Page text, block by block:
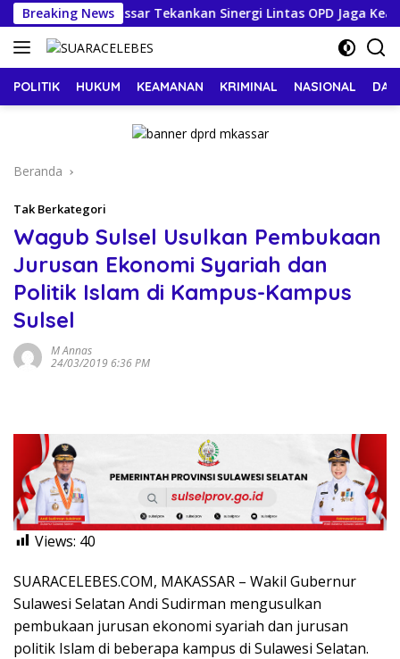
Langsung
ke
konten
Breaking News
Sekda Makassar Tekankan Sinergi Lintas OPD Jaga
POLITIK HUKUM KEAMANAN KRIMINAL NASIONAL
Beranda
Tak Berkategori
Wagub Sulsel Usulkan Pembukaan
Jurusan Ekonomi Syariah dan
Politik Islam di Kampus-Kampus
Sulsel
M Annas
24/03/2019 6:36 PM
Views: 40
SUARACELEBES.COM, MAKASSAR – Wakil Gubernur
Sulawesi Selatan Andi Sudirman mengusulkan
pembukaan jurusan ekonomi syariah dan jurusan
politik Islam di beberapa kampus di Sulawesi Selatan.